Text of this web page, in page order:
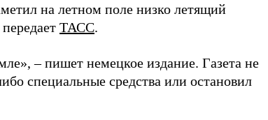
на летном поле низко летящий
ТАСС.
– пишет немецкое издание. Газета не
специальные средства или остановил